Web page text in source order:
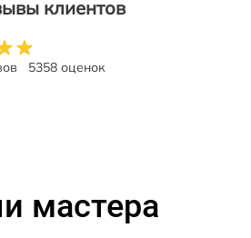
клиентов
5358 оценок
мастера